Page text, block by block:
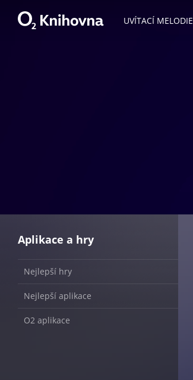
UVÍTACÍ MELODIE
Aplikace a hry
Nejlepší hry
Nejlepší aplikace
O2 aplikace